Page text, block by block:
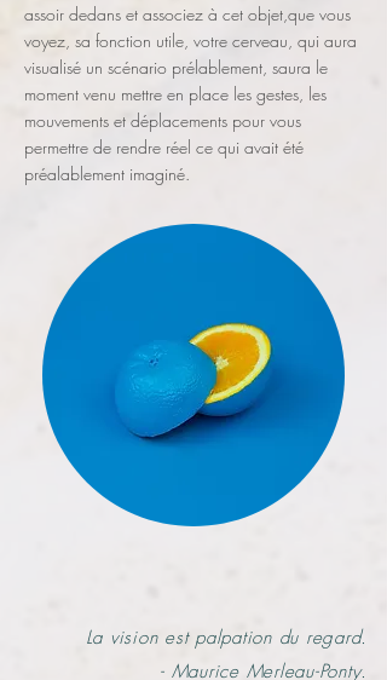
assoir dedans et associez à cet objet,que vous
voyez, sa fonction utile, votre cerveau, qui aura
visualisé un scénario prélablement, saura le
moment venu mettre en place les gestes, les
mouvements et déplacements pour vous
permettre de rendre réel ce qui avait été
préalablement imaginé.
La vision est palpation du regard.
- Maurice Merleau-Ponty.